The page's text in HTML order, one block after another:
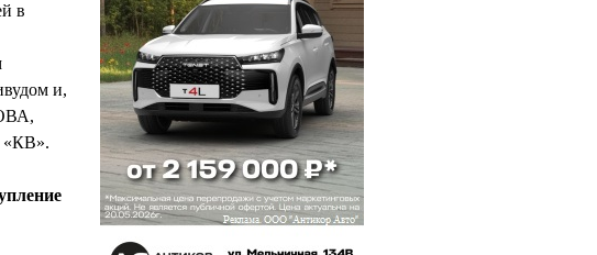
в
и,
«КВ».